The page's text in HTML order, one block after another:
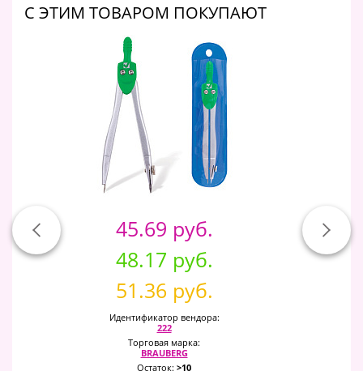
C ЭТИМ ТОВАРОМ ПОКУПАЮТ
45.69 руб.
48.17 руб.
51.36 руб.
Идентификатор вендора:
222
Торговая марка:
BRAUBERG
Остаток: >10